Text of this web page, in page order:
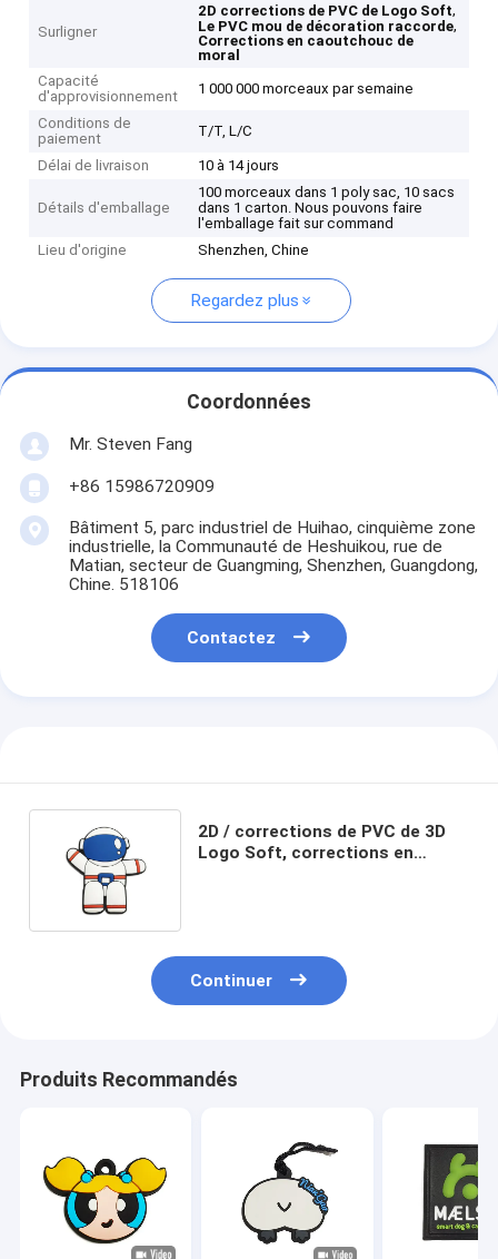
Surligner
2D corrections de PVC de Logo Soft,
Le PVC mou de décoration raccorde,
Corrections en caoutchouc de
moral
Capacité
d'approvisionnement
1 000 000 morceaux par semaine
Conditions de
paiement
T/T, L/C
Délai de livraison 10 à 14 jours
Détails d'emballage
100 morceaux dans 1 poly sac, 10 sacs
dans 1 carton. Nous pouvons faire
l'emballage fait sur command
Lieu d'origine
Shenzhen, Chine
Regardez plus
Coordonnées
Mr. Steven Fang
+86 15986720909
Bâtiment 5, parc industriel de Huihao, cinquième zone
industrielle, la Communauté de Heshuikou, rue de
Matian, secteur de Guangming, Shenzhen, Guangdong,
Chine. 518106
Contactez
2D / corrections de PVC de 3D
Logo Soft, corrections en
Continuer
Produits Recommandés